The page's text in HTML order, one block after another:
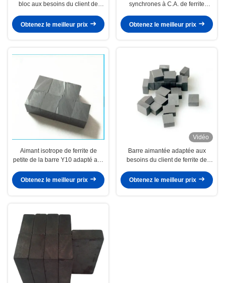
bloc aux besoins du client de
ferrite
Obtenez le meilleur prix
synchrones à C.A. de ferrite
la taille D16xd2.5xH4 ont
radialement magnétisé l'aimant
Obtenez le meilleur prix
Aimant isotrope de ferrite de
petite de la barre Y10 adapté aux
de bloc
Obtenez le meilleur prix
Vidéo
Barre aimantée adaptée aux
besoins du client de ferrite de
céramique en vente
Obtenez le meilleur prix